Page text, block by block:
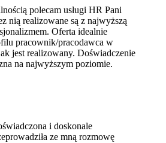
polecam usługi HR Pani
nią realizowane są z najwyższą
Oferta idealnie
pracownik/pracodawca w
jest realizowany. Doświadczenie
na najwyższym poziomie.
i doskonale
ze mną rozmowę